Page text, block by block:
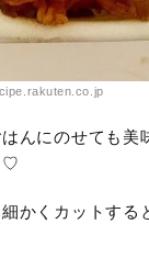
んにのせても美
♡
かくカットする